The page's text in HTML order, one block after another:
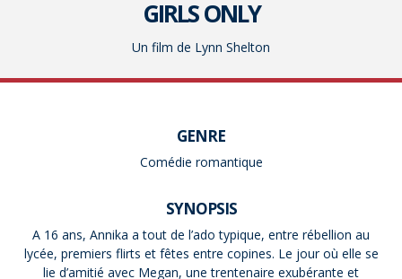
GIRLS ONLY
Un film de Lynn Shelton
GENRE
Comédie romantique
SYNOPSIS
A 16 ans, Annika a tout de l’ado typique, entre rébellion au
lycée, premiers flirts et fêtes entre copines. Le jour où elle se
lie d’amitié avec Megan, une trentenaire exubérante et